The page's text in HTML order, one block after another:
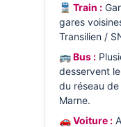
🚆 Train :
gares
Transilien /
🚌 Bus :
desservent
du réseau
Marne.
🚗 Voiture :